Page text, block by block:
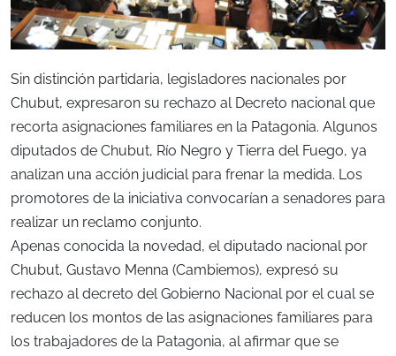
Sin distinción partidaria, legisladores nacionales por
Chubut, expresaron su rechazo al Decreto nacional que
recorta asignaciones familiares en la Patagonia. Algunos
diputados de Chubut, Río Negro y Tierra del Fuego, ya
analizan una acción judicial para frenar la medida. Los
promotores de la iniciativa convocarían a senadores para
realizar un reclamo conjunto.
Apenas conocida la novedad, el diputado nacional por
Chubut, Gustavo Menna (Cambiemos), expresó su
rechazo al decreto del Gobierno Nacional por el cual se
reducen los montos de las asignaciones familiares para
los trabajadores de la Patagonia, al afirmar que se